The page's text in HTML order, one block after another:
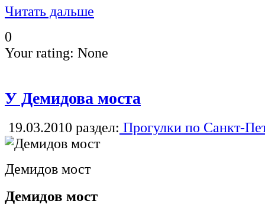
Читать дальше
0
Your rating: None
У Демидова моста
19.03.2010 раздел: Прогулки по Санкт-
Демидов мост
Демидов мост